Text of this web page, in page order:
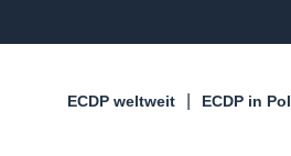
ECDP weltweit ECDP in